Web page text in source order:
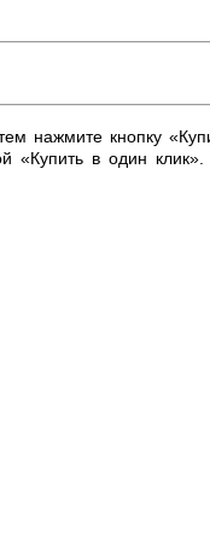
нажмите кнопку
в один